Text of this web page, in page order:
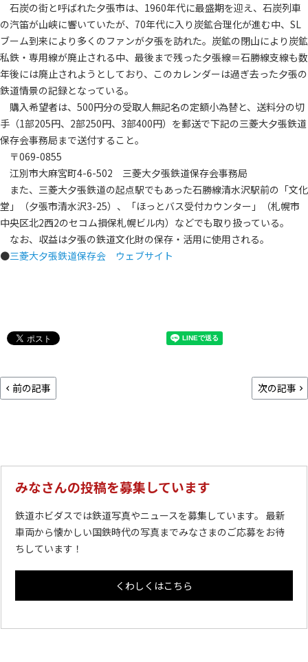
石炭の街と呼ばれた夕張市は、1960年代に最盛期を迎え、石炭列車
の汽笛が山峡に響いていたが、70年代に入り炭鉱合理化が進む中、SL
ブーム到来により多くのファンが夕張を訪れた。炭鉱の閉山により炭鉱
私鉄・専用線が廃止される中、最後まで残った夕張線＝石勝線支線も数
年後には廃止されようとしており、このカレンダーは過ぎ去った夕張の
鉄道情景の記録となっている。
購入希望者は、500円分の受取人無記名の定額小為替と、送料分の切
手（1部205円、2部250円、3部400円）を郵送で下記の三菱大夕張鉄道
保存会事務局まで送付すること。
〒069-0855
江別市大麻宮町4-6-502 三菱大夕張鉄道保存会事務局
また、三菱大夕張鉄道の起点駅でもあった石勝線清水沢駅前の「文化
堂」（夕張市清水沢3-25）、「ほっとバス受付カウンター」（札幌市
中央区北2西2のセコム損保札幌ビル内）などでも取り扱っている。
なお、収益は夕張の鉄道文化財の保存・活用に使用される。
●三菱大夕張鉄道保存会 ウェブサイト
前の記事 次の記事
みなさんの投稿を募集しています
鉄道ホビダスでは鉄道写真やニュースを募集しています。 最新
車両から懐かしい国鉄時代の写真までみなさまのご応募をお待
ちしています！
くわしくはこちら